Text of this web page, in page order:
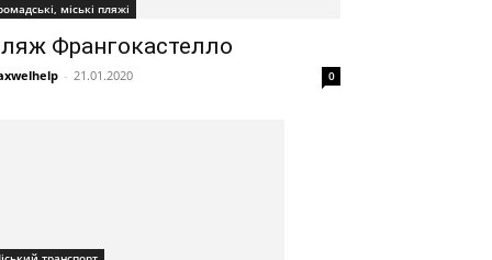
міські пляжі
Франгокастелло
- 21.01.2020 0